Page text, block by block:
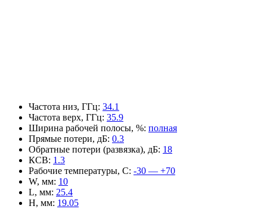
Частота низ, ГГц: 34.1
Частота верх, ГГц: 35.9
Ширина рабочей полосы, %: полная
Прямые потери, дБ: 0.3
Обратные потери (развязка), дБ: 18
КСВ: 1.3
Рабочие температуры, С: -30 — +70
W, мм: 10
L, мм: 25.4
H, мм: 19.05